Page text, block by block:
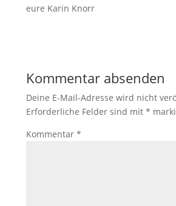
eure Karin Knorr
Kommentar absenden
Deine E-Mail-Adresse wird nicht
Erforderliche Felder sind mit *
Kommentar *